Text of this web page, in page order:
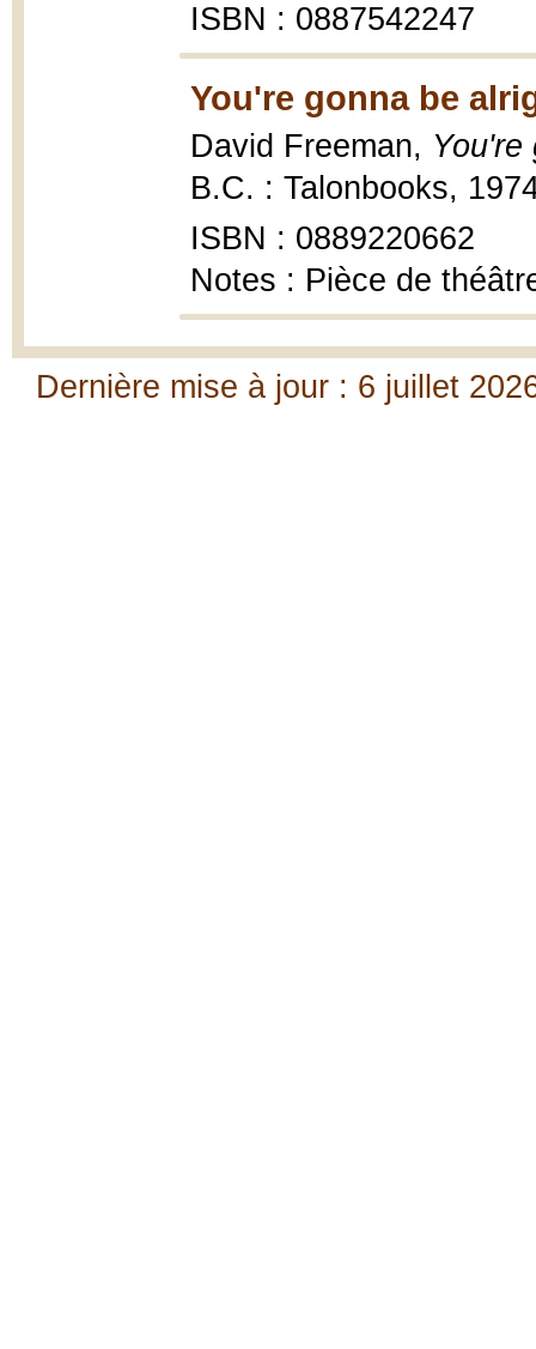
ISBN : 0887542247
You're gonna be
David Freeman, You're
B.C. : Talonbooks,
ISBN : 0889220662
Notes : Pièce de
Dernière mise à jour : 6 juillet